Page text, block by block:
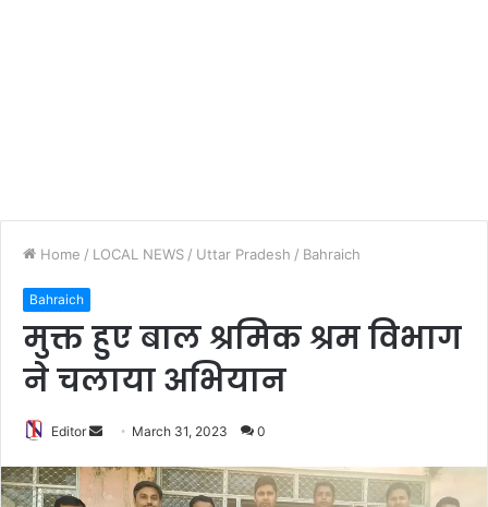
Home / LOCAL NEWS / Uttar Pradesh / Bahraich
Bahraich
मुक्त हुए बाल श्रमिक श्रम विभाग
ने चलाया अभियान
Editor
n
March 31, 2023 0